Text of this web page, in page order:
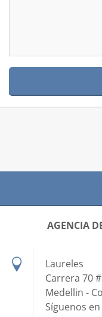
AGENCIA
Laureles
Carrera 70
Medellin -
Síguenos en